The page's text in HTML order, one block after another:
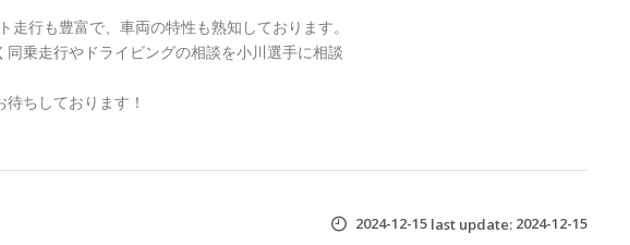
走行も豊富で、車両の特性も熟知しております。
乗走行やドライビングの相談を小川選手に相談
ちしております！
2024-12-15 last update: 2024-12-15